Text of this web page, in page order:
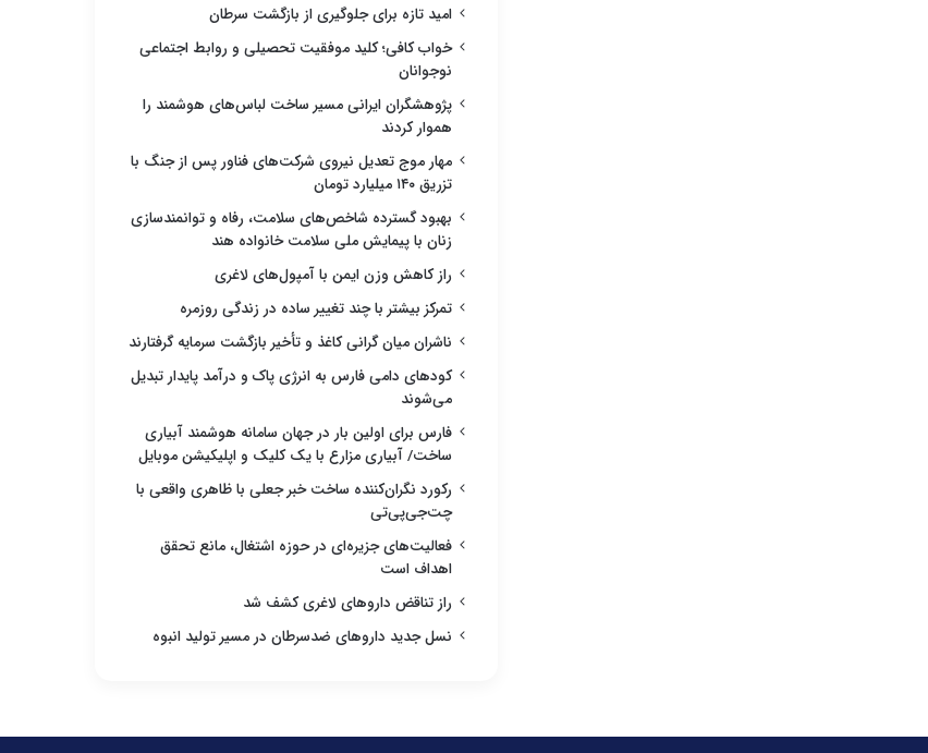
امید تازه برای جلوگیری از بازگشت سرطان
خواب کافی؛ کلید موفقیت تحصیلی و روابط اجتماعی
نوجوانان
پژوهشگران ایرانی مسیر ساخت لباس‌های هوشمند را
هموار کردند
مهار موج تعدیل نیروی شرکت‌های فناور پس از جنگ با
تزریق ۱۴۰ میلیارد تومان
بهبود گسترده شاخص‌های سلامت، رفاه و توانمندسازی
زنان با پیمایش ملی سلامت خانواده هند
راز کاهش وزن ایمن با آمپول‌های لاغری
تمرکز بیشتر با چند تغییر ساده در زندگی روزمره
ناشران میان گرانی کاغذ و تأخیر بازگشت سرمایه گرفتارند
کودهای دامی فارس به انرژی پاک و درآمد پایدار تبدیل
می‌شوند
فارس برای اولین بار در جهان سامانه هوشمند آبیاری
ساخت/ آبیاری مزارع با یک کلیک و اپلیکیشن موبایل
رکورد نگران‌کننده ساخت خبر جعلی با ظاهری واقعی با
چت‌جی‌پی‌تی
فعالیت‌های جزیره‌ای در حوزه اشتغال، مانع تحقق
اهداف است
راز تناقض داروهای لاغری کشف شد
نسل جدید داروهای ضدسرطان در مسیر تولید انبوه